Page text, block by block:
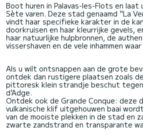
Boot huren in Palavas-les-Flots en laat
Sète varen. Deze stad genaamd "La
vindt haar specifieke karakter in de
doorkruisen en haar kleurrijke gevels,
haar natuurlijke hulpbronnen, de
vissershaven en de vele inhammen
Als u wilt ontsnappen aan de grote
ontdek dan rustigere plaatsen zoals
pittoresk klein strandje beschut tegen
d'Adge.
Ontdek ook de Grande Conque: deze
vulkanische klif uitgehouwen baai
van de mooiste plekken in de stad en
zwarte zandstrand en transparante